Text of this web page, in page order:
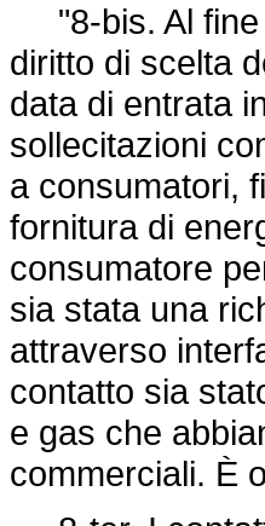
"8-bis. Al fine
diritto di scelta
data di entrata
sollecitazioni
a consumatori,
fornitura di
consumatore
sia stata una
attraverso
contatto sia
e gas che
commerciali. È